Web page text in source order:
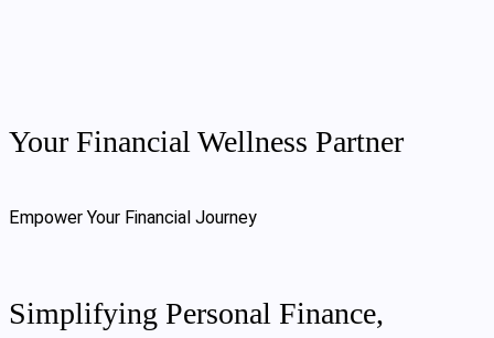
Your Financial Wellness Partner
Empower Your Financial Journey
Simplifying Personal Finance,